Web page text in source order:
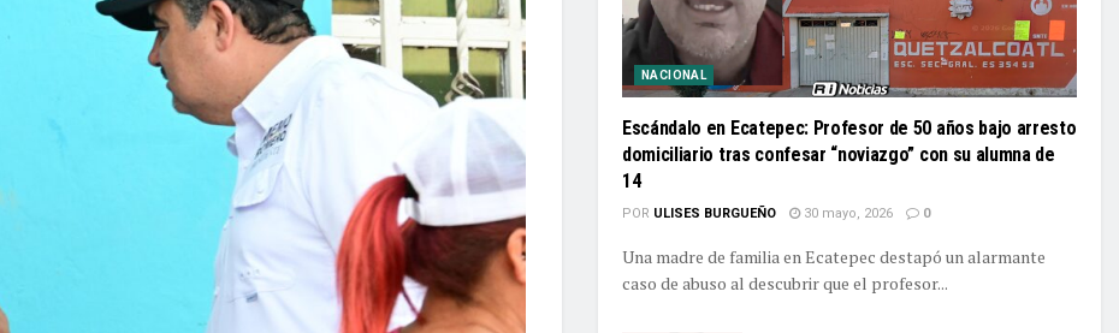
NACIONAL
Escándalo en Ecatepec: Profesor de 50 años bajo arresto
domiciliario tras confesar “noviazgo” con su alumna de
14
POR ULISES BURGUEÑO 30 mayo, 2026 0
Una madre de familia en Ecatepec destapó un alarmante
caso de abuso al descubrir que el profesor...